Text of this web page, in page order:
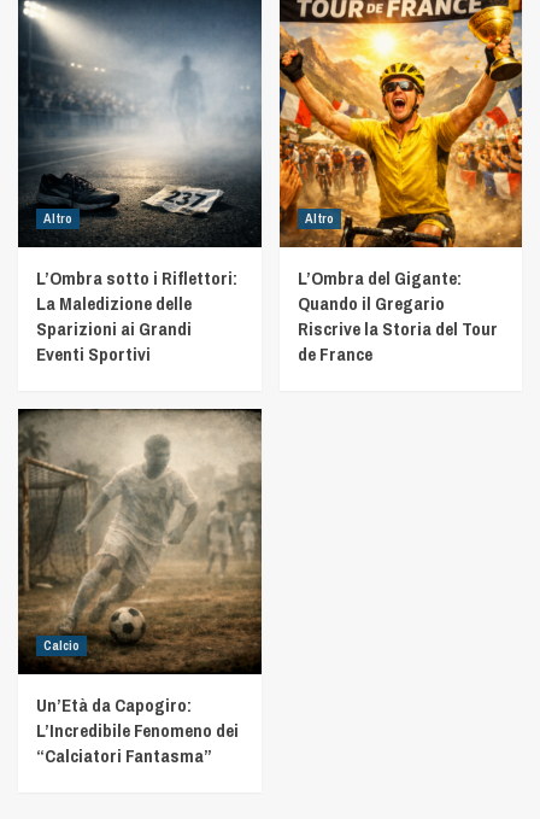
Altro
L’Ombra sotto i Riflettori:
La Maledizione delle
Sparizioni ai Grandi
Eventi Sportivi
Altro
L’Ombra del Gigante:
Quando il Gregario
Riscrive la Storia del Tour
de France
Calcio
Un’Età da Capogiro:
L’Incredibile Fenomeno dei
“Calciatori Fantasma”